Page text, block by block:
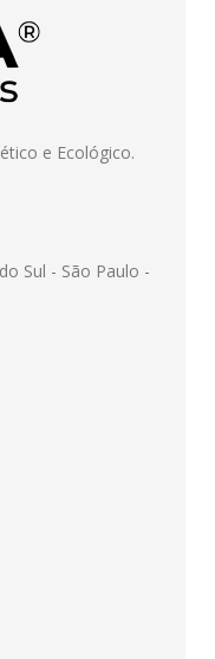
e Ecológico.
Sul - São Paulo -